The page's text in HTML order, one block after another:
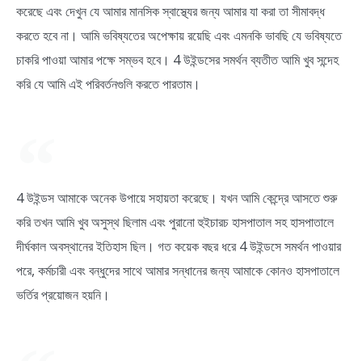
করেছে এবং দেখুন যে আমার মানসিক স্বাস্থ্যের জন্য আমার যা করা তা সীমাবদ্ধ
করতে হবে না। আমি ভবিষ্যতের অপেক্ষায় রয়েছি এবং এমনকি ভাবছি যে ভবিষ্যতে
চাকরি পাওয়া আমার পক্ষে সম্ভব হবে। 4 উইন্ডসের সমর্থন ব্যতীত আমি খুব সন্দেহ
করি যে আমি এই পরিবর্তনগুলি করতে পারতাম।
4 উইন্ডস আমাকে অনেক উপায়ে সহায়তা করেছে। যখন আমি কেন্দ্রে আসতে শুরু
করি তখন আমি খুব অসুস্থ ছিলাম এবং পুরানো হুইচারচ হাসপাতাল সহ হাসপাতালে
দীর্ঘকাল অবস্থানের ইতিহাস ছিল। গত কয়েক বছর ধরে 4 উইন্ডসে সমর্থন পাওয়ার
পরে, কর্মচারী এবং বন্ধুদের সাথে আমার সন্ধানের জন্য আমাকে কোনও হাসপাতালে
ভর্তির প্রয়োজন হয়নি।